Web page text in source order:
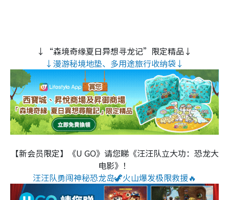
↓“森境奇缘夏日异想寻龙记”限定精品↓
↓漫游秘境地垫、多用途旅行收纳袋↓
【新会员限定】《U GO》请您睇《汪汪队立大功：恐龙大
电影》！
汪汪队勇闯神秘恐龙岛🦖火山爆发极限救援🔥